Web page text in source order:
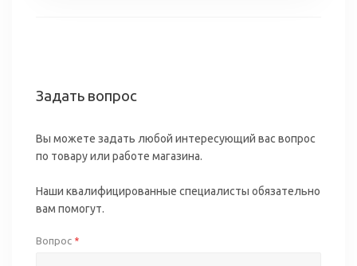
Задать вопрос
Вы можете задать любой интересующий вас вопрос
по товару или работе магазина.
Наши квалифицированные специалисты обязательно
вам помогут.
Вопрос *